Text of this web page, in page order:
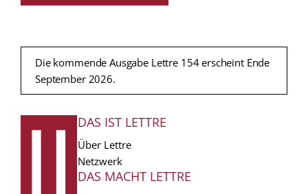
Die kommende Ausgabe Lettre 154 erscheint Ende
September 2026.
FUSSZEILE
DAS IST LETTRE
Über Lettre
Netzwerk
DAS MACHT LETTRE